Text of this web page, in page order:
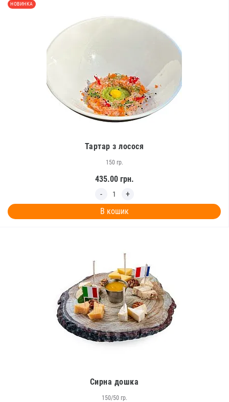
НОВИНКА
Тартар з лосося
150 гр.
435.00грн.
В кошик
Сирна дошка
150/50 гр.